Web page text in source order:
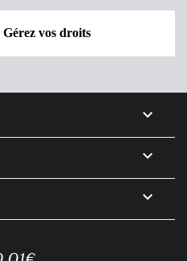
Gérez vos droits


